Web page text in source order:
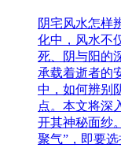
阴宅风水怎样
化中，风水不
死、阴与阳的
承载着逝者的
中，如何辨别
点。本文将深
开其神秘面纱
聚气”，即要